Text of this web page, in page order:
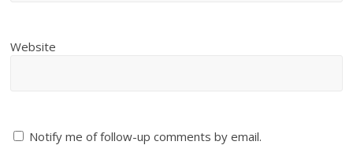
Website
Notify me of follow-up comments by email.